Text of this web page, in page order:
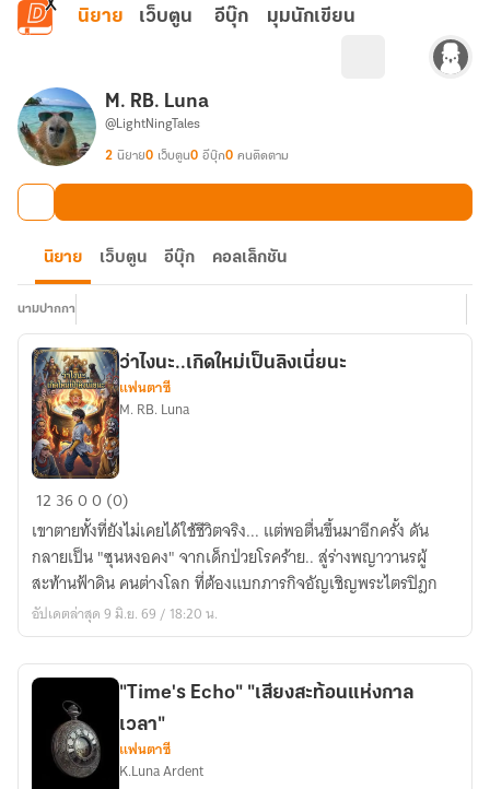
ข้ามไปยังเนื้อหาหลัก
นิยาย เว็บตูน อีบุ๊ก มุมนักเขียน
M. RB. Luna
@LightNingTales
2 นิยาย0 เว็บตูน0 อีบุ๊ก0 คนติดตาม
นิยาย เว็บตูน อีบุ๊ก คอลเล็กชัน
นามปากกา
ว่า
ไงนะ..เกิด
ใหม่
เป็น
ลิง
เนี่ย
ว่าไงนะ..เกิดใหม่เป็นลิงเนี่ยนะ
แฟนตาซี
M. RB. Luna
12 3600 (0)
เขาตายทั้งที่ยังไม่เคยได้ใช้ชีวิตจริง... แต่พอตื่นขึ้นมาอีกครั้ง ดัน
กลายเป็น "ซุนหงอคง" จากเด็กป่วยโรคร้าย.. สู่ร่างพญาวานรผู้
สะท้านฟ้าดิน คนต่างโลก ที่ต้องแบกภารกิจอัญเชิญพระไตรปิฎก
อัปเดตล่าสุด 9 มิ.ย. 69 / 18:20 น.
"Time's Echo" "เสียงสะท้อนแห่งกาล
เวลา"
แฟนตาซี
K.Luna Ardent